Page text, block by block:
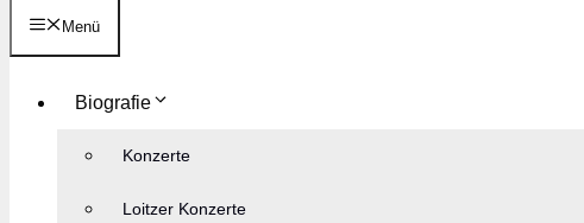
Menü
Biografie
Konzerte
Loitzer Konzerte